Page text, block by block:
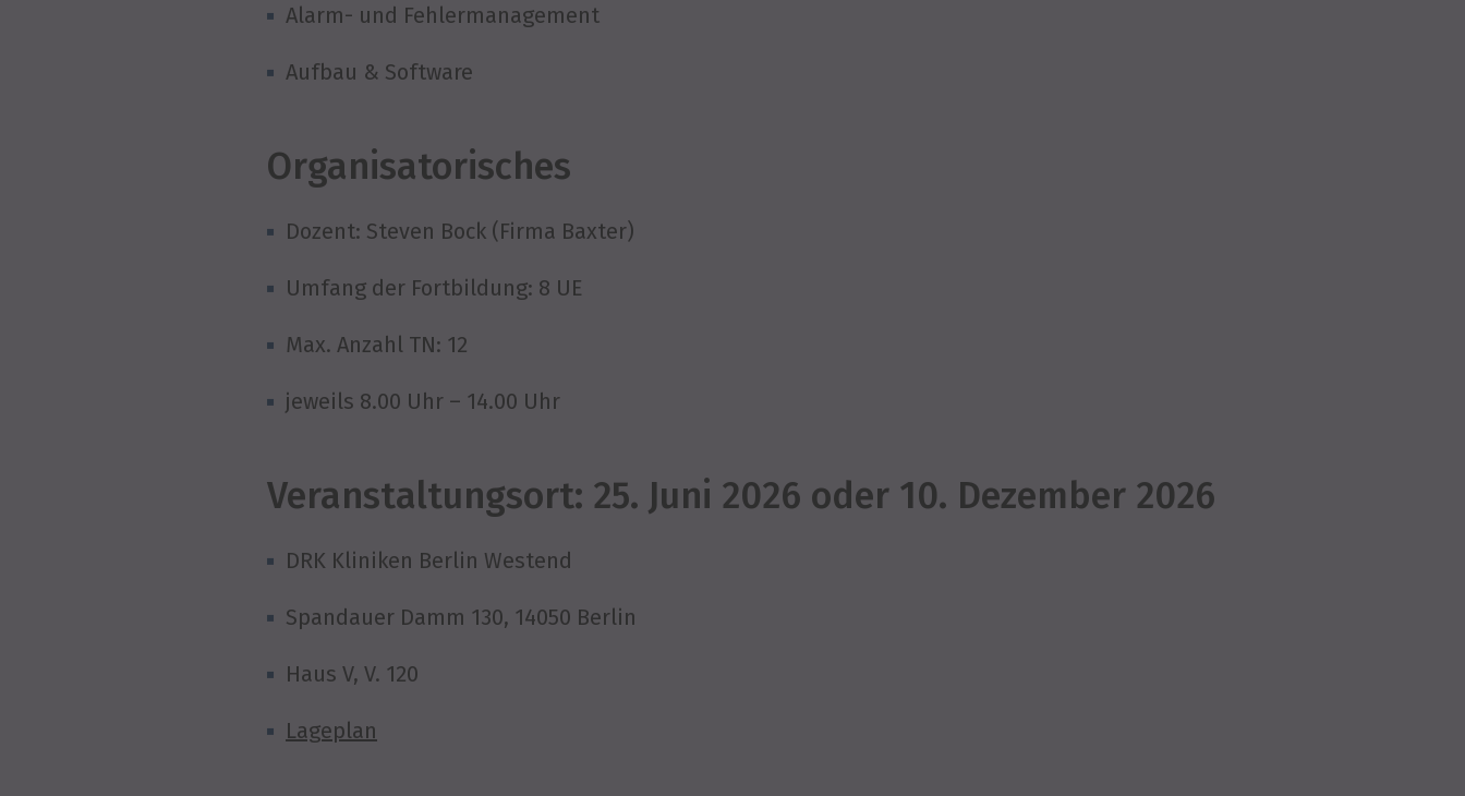
Alarm- und Fehlermanagement
Aufbau & Software
Organisatorisches
Dozent: Steven Bock (Firma Baxter)
Umfang der Fortbildung: 8 UE
Max. Anzahl TN: 12
jeweils 8.00 Uhr – 14.00 Uhr
Veranstaltungsort: 25. Juni 2026 oder 10. Dezember 2026
DRK Kliniken Berlin Westend
Spandauer Damm 130, 14050 Berlin
Haus V, V. 120
Lageplan